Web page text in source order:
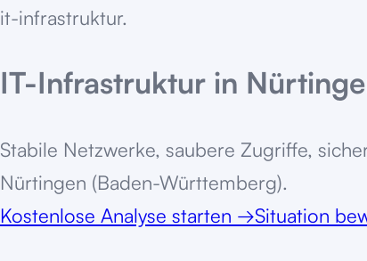
it-infrastruktur.
IT-Infrastruktur in
Stabile Netzwerke, saubere Zugriffe,
Nürtingen (Baden-Württemberg).
Kostenlose Analyse starten →Situation